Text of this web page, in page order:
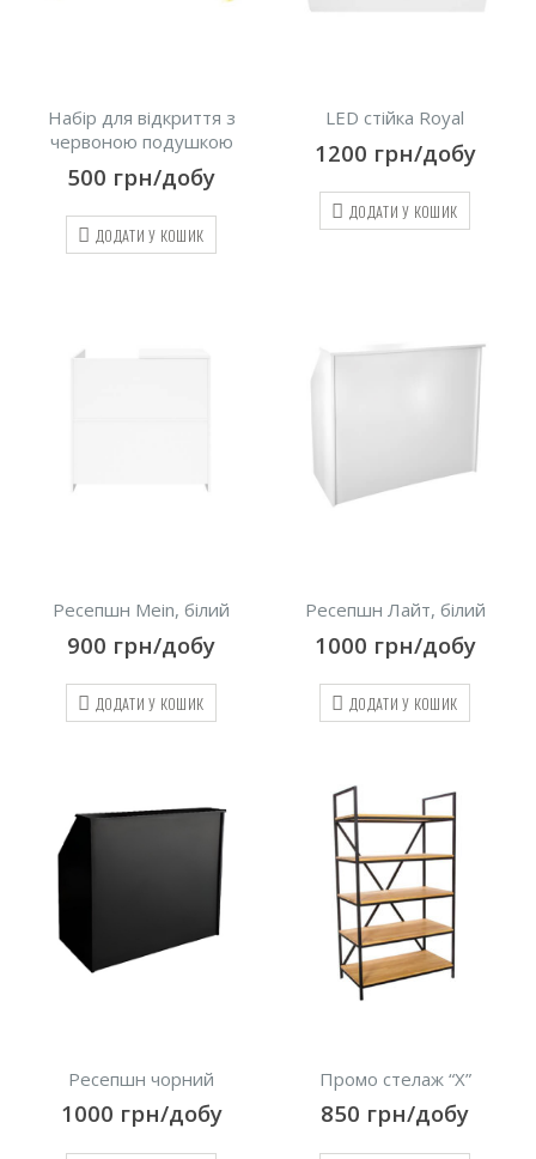
Набір для відкриття з
червоною подушкою
500 грн/добу
ДОДАТИ У КОШИК
LED стійка Royal
1200 грн/добу
ДОДАТИ У КОШИК
Ресепшн Mein, білий
900 грн/добу
ДОДАТИ У КОШИК
Ресепшн Лайт, білий
1000 грн/добу
ДОДАТИ У КОШИК
Ресепшн чорний
1000 грн/добу
Промо стелаж “Х”
850 грн/добу